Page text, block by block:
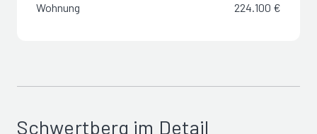
Wohnung 224.100 €
Schwertberg im Detail